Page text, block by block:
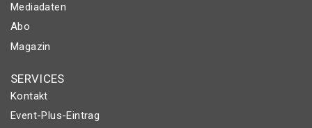
Mediadaten
Abo
Magazin
SERVICES
Kontakt
Event-Plus-Eintrag